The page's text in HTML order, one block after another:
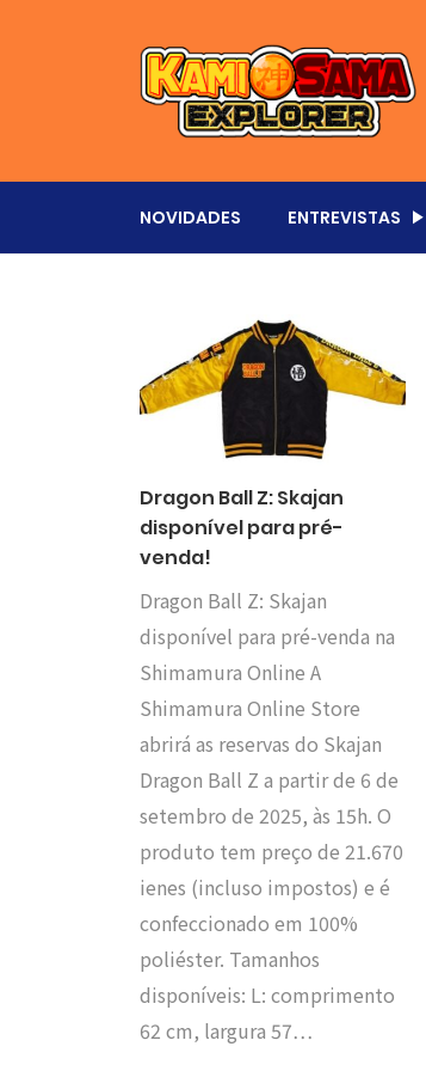
NOVIDADES ENTREVISTAS
Dragon Ball Z: Skajan
disponível para pré-
venda!
Dragon Ball Z: Skajan
disponível para pré-venda na
Shimamura Online A
Shimamura Online Store
abrirá as reservas do Skajan
Dragon Ball Z a partir de 6 de
setembro de 2025, às 15h. O
produto tem preço de 21.670
ienes (incluso impostos) e é
confeccionado em 100%
poliéster. Tamanhos
disponíveis: L: comprimento
62 cm, largura 57…